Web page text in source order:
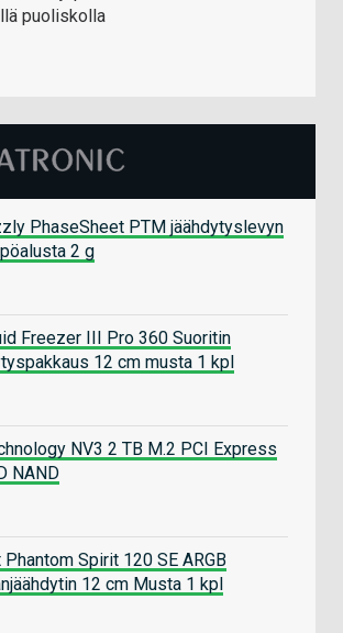
puoliskolla
PhaseSheet PTM jäähdytyslevyn
2 g
Freezer III Pro 360 Suoritin
12 cm musta 1 kpl
NV3 2 TB M.2 PCI Express
NAND
Spirit 120 SE ARGB
12 cm Musta 1 kpl